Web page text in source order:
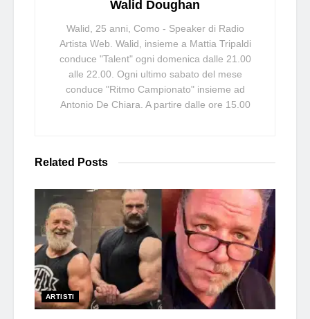
Walid Doughan
Walid, 25 anni, Como - Speaker di Radio
Artista Web. Walid, insieme a Mattia Tripaldi
conduce "Talent" ogni domenica dalle 21.00
alle 22.00. Ogni ultimo sabato del mese
conduce "Ritmo Campionato" insieme ad
Antonio De Chiara. A partire dalle ore 15.00
Related Posts
ARTISTI